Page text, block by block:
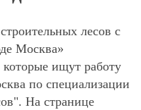
лесов с
Москва»
которые ищут работу
по специализации
На странице